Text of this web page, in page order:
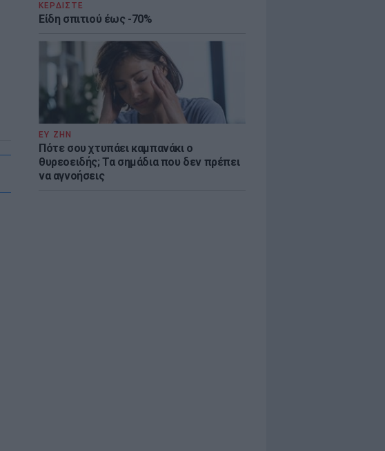
ΚΕΡΔΙΣΤΕ
Είδη σπιτιού έως -70%
ΕΥ ΖΗΝ
Πότε σου χτυπάει καμπανάκι ο
θυρεοειδής; Τα σημάδια που δεν πρέπει
να αγνοήσεις